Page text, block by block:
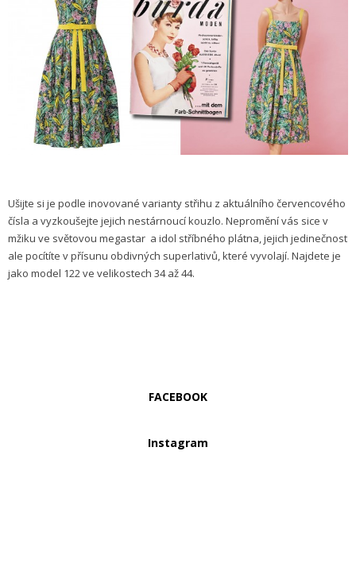
Ušijte si je podle inovované varianty střihu z aktuálního červencového
čísla a vyzkoušejte jejich nestárnoucí kouzlo. Nepromění vás sice v
mžiku ve světovou megastar a idol stříbného plátna, jejich jedinečnost
ale pocítíte v přísunu obdivných superlativů, které vyvolají. Najdete je
jako model 122 ve velikostech 34 až 44.
FACEBOOK
Instagram